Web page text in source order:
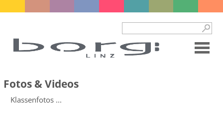
Fotos & Videos
Klassenfotos ...